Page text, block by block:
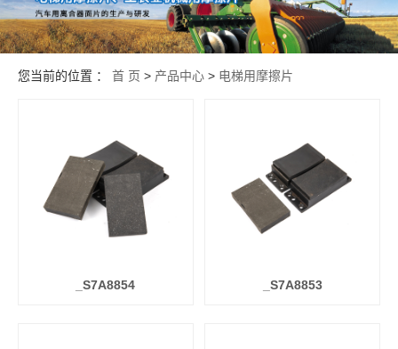
您当前的位置 ： 首 页 > 产品中心 > 电梯用摩擦片
_S7A8854 _S7A8853